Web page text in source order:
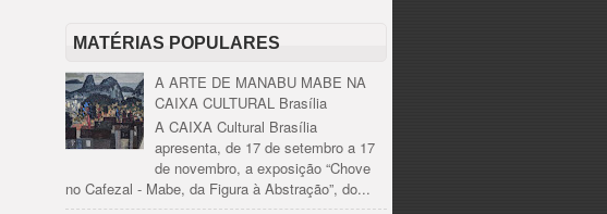
MATÉRIAS POPULARES
A ARTE DE MANABU MABE NA
CAIXA CULTURAL Brasília
A CAIXA Cultural Brasília
apresenta, de 17 de setembro a 17
de novembro, a exposição “Chove
no Cafezal - Mabe, da Figura à Abstração”, do...